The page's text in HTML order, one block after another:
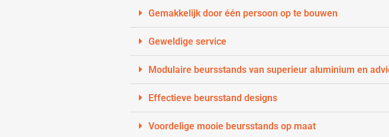
Gemakkelijk door één persoon op te bouwen
Geweldige service
Modulaire beursstands van superieur aluminium en
Effectieve beursstand designs
Voordelige mooie beursstands op maat